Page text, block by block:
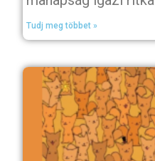
Tudj meg többet »